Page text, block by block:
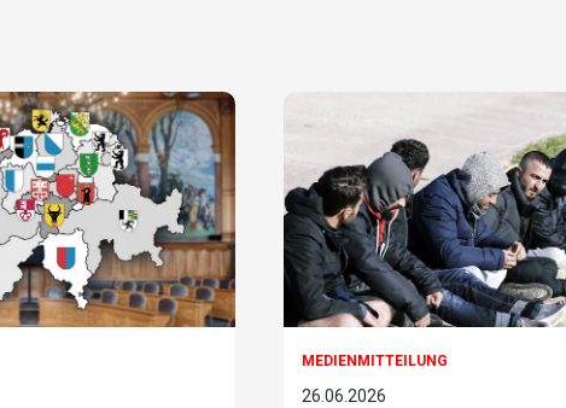
MEDIENMITTEILUNG
26.06.2026